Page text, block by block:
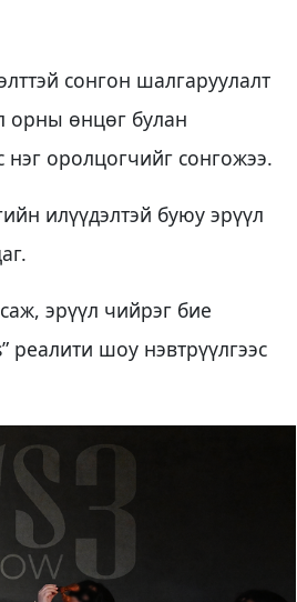
сонгон шалгаруулалт
орны өнцөг булан
нэг оролцогчийг сонгожээ.
илүүдэлтэй буюу эрүүл
эрүүл чийрэг бие
реалити шоу нэвтрүүлгээс